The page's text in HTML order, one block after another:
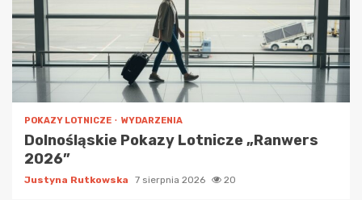
POKAZY LOTNICZE WYDARZENIA
Dolnośląskie Pokazy Lotnicze „Ranwers
2026”
Justyna Rutkowska 7 sierpnia 2026 20